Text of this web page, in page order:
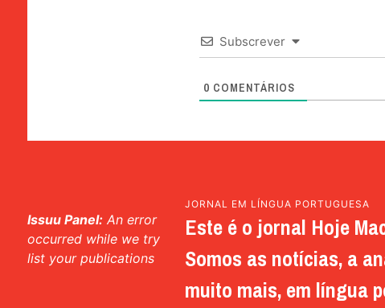
Subscrever
0 COMENTÁRIOS
Issuu Panel: An error
occurred while we try
list your publications
JORNAL EM LÍNGUA PORTUGUESA
Este é o jornal Hoje
Somos as notícias, a
muito mais, em língua